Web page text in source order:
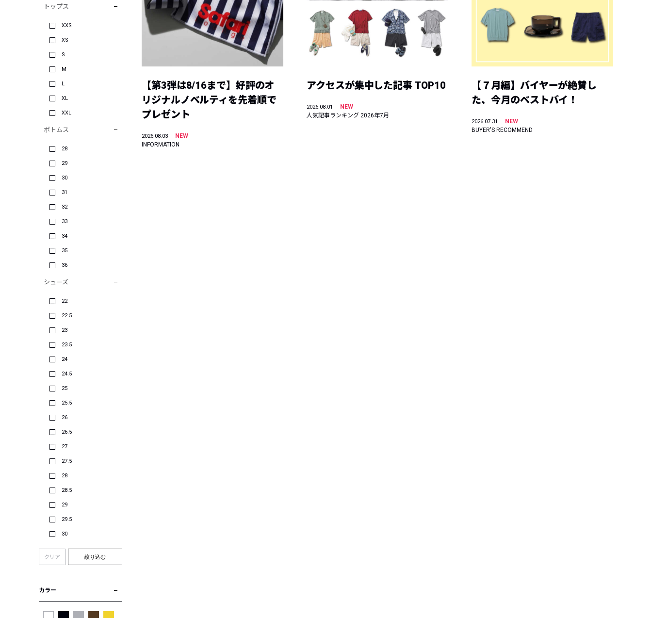
トップス
XXS
XS
S
M
L
XL
XXL
ボトムス
28
29
30
31
32
33
34
35
36
シューズ
22
22.5
23
23.5
24
24.5
25
25.5
26
26.5
27
27.5
28
28.5
29
29.5
30
クリア 絞り込む
カラー
【第3弾は8/16まで】好評のオ
リジナルノベルティを先着順で
プレゼント
2026.08.03
NEW
INFORMATION
アクセスが集中した記事 TOP10
2026.08.01
NEW
人気記事ランキング 2026年7月
【７月編】バイヤーが絶賛し
た、今月のベストバイ！
2026.07.31
NEW
BUYER'S RECOMMEND